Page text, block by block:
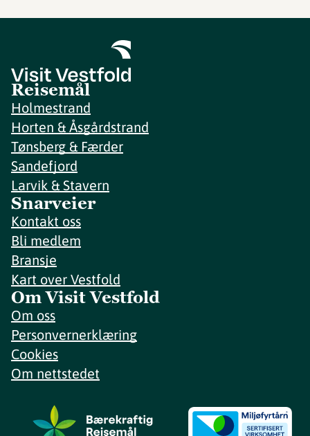
Reisemål
Holmestrand
Horten & Åsgårdstrand
Tønsberg & Færder
Sandefjord
Larvik & Stavern
Snarveier
Kontakt oss
Bli medlem
Bransje
Kart over Vestfold
Om Visit Vestfold
Om oss
Personvernerklæring
Cookies
Om nettstedet